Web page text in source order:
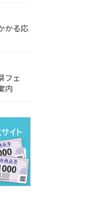
かる応
フェ
内